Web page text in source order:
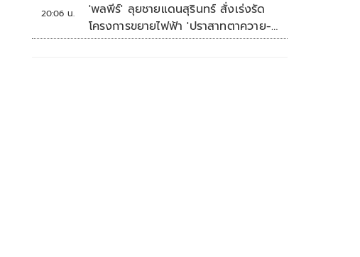
20:06 น.
'พลพีร์' ลุยชายแดนสุรินทร์ สั่งเร่งรัด
โครงการขยายไฟฟ้า 'ปราสาทตาควาย-
เนิน 350'